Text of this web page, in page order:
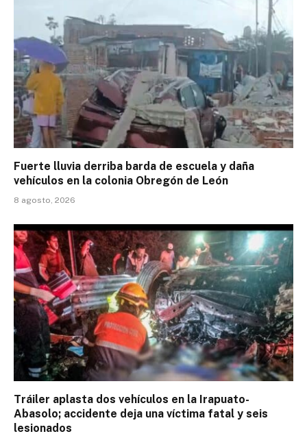
Fuerte lluvia derriba barda de escuela y daña
vehículos en la colonia Obregón de León
8 agosto, 2026
Tráiler aplasta dos vehículos en la Irapuato-
Abasolo; accidente deja una víctima fatal y seis
lesionados